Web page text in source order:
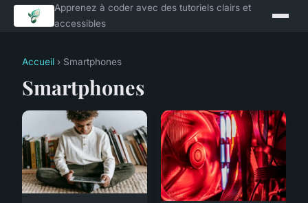
Apprenez à coder avec des tutoriels clairs et
accessibles
Accueil › Smartphones
Smartphones